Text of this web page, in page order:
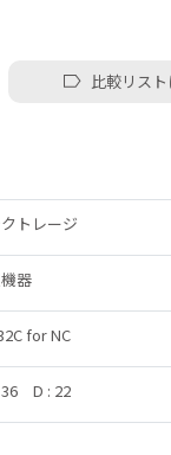
比較リス
トレージ
器
for NC
D : 22